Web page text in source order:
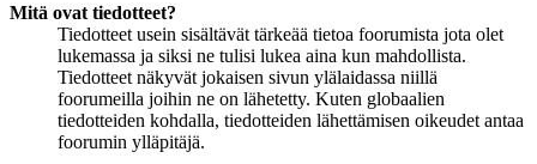
Mitä ovat tiedotteet?
Tiedotteet usein sisältävät tärkeää tietoa foorumista jota olet
lukemassa ja siksi ne tulisi lukea aina kun mahdollista.
Tiedotteet näkyvät jokaisen sivun ylälaidassa niillä
foorumeilla joihin ne on lähetetty. Kuten globaalien
tiedotteiden kohdalla, tiedotteiden lähettämisen oikeudet antaa
foorumin ylläpitäjä.